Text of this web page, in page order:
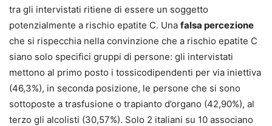
tra gli intervistati ritiene di essere un soggetto
potenzialmente a rischio epatite C. Una falsa percezione
che si rispecchia nella convinzione che a rischio epatite C
siano solo specifici gruppi di persone: gli intervistati
mettono al primo posto i tossicodipendenti per via iniettiva
(46,3%), in seconda posizione, le persone che si sono
sottoposte a trasfusione o trapianto d’organo (42,90%), al
terzo gli alcolisti (30,57%). Solo 2 italiani su 10 associano